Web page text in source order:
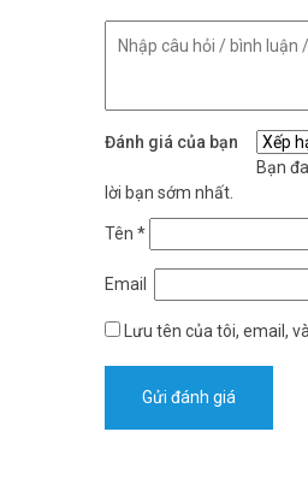
Đánh giá của bạn
Bạn
lời bạn sớm nhất.
Tên *
Email
Lưu tên của tôi, email,